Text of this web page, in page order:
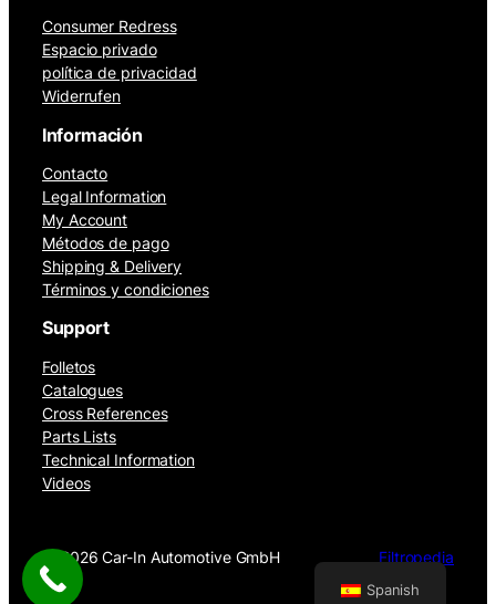
Consumer Redress
Espacio privado
política de privacidad
Widerrufen
Información
Contacto
Legal Information
My Account
Métodos de pago
Shipping & Delivery
Términos y condiciones
Support
Folletos
Catalogues
Cross References
Parts Lists
Technical Information
Videos
© 2026 Car-In Automotive GmbH Filtropedia
Spanish